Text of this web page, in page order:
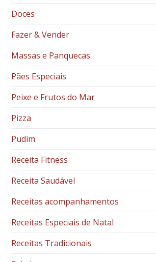
Doces
Fazer & Vender
Massas e Panquecas
Pães Especiais
Peixe e Frutos do Mar
Pizza
Pudim
Receita Fitness
Receita Saudável
Receitas acompanhamentos
Receitas Especiais de Natal
Receitas Tradicionais